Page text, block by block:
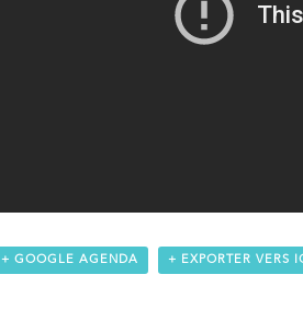
+ GOOGLE AGENDA + EXPORTER VERS